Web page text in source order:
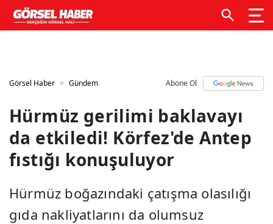
GTM kodunuzu buraya ekleyin
GTM kodunuzu buraya
ekleyin
Görsel Haber Gündem Abone Ol
Hürmüz gerilimi baklavayı
da etkiledi! Körfez'de Antep
fıstığı konuşuluyor
Hürmüz boğazındaki çatışma olasılığı
gıda nakliyatlarını da olumsuz